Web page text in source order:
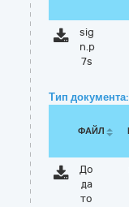
sig
n.p
7s
Тип
ФАЙЛ
До
да
то